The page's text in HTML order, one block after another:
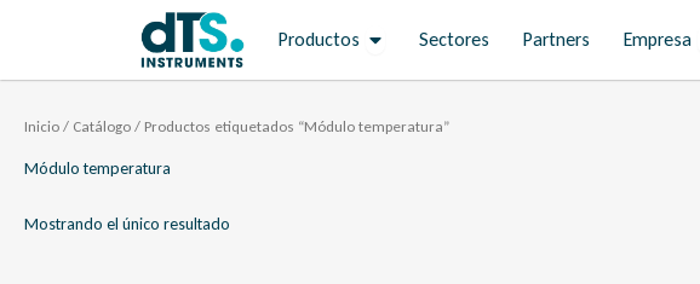
Productos Open Productos
Sectores Partners Empresa
Inicio / Catálogo / Productos etiquetados “Módulo temperatura”
Módulo temperatura
Mostrando el único resultado